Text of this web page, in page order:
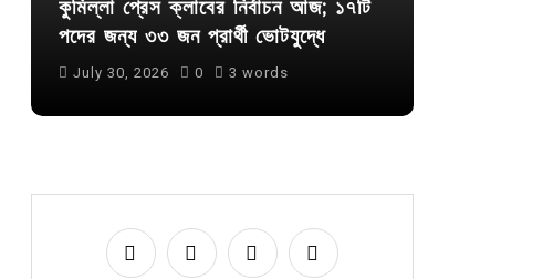
কুমিল্লা প্রেস ক্লাবের নির্বাচন আজ; ১৭টি
পদের জন্য ৩৩ জন প্রার্থী ভোটযুদ্ধে
July 30, 2026 0 3 words